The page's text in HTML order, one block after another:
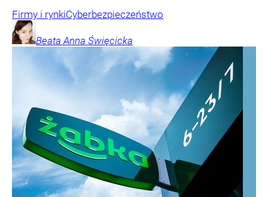
Firmy i rynkiCyberbezpieczeństwo
Beata Anna Święcicka